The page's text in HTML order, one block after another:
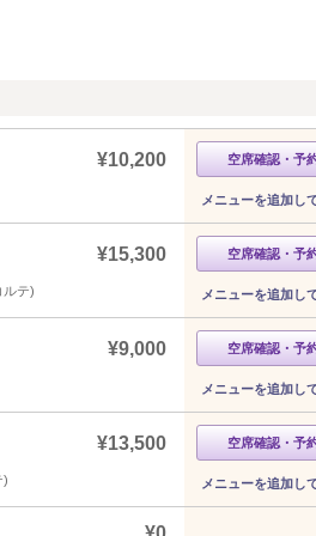
¥10,200 空席確認・予
メニューを追加し
¥15,300
テ)
空席確認・予
メニューを追加し
¥9,000 空席確認・予
メニューを追加し
¥13,500
)
空席確認・予
メニューを追加し